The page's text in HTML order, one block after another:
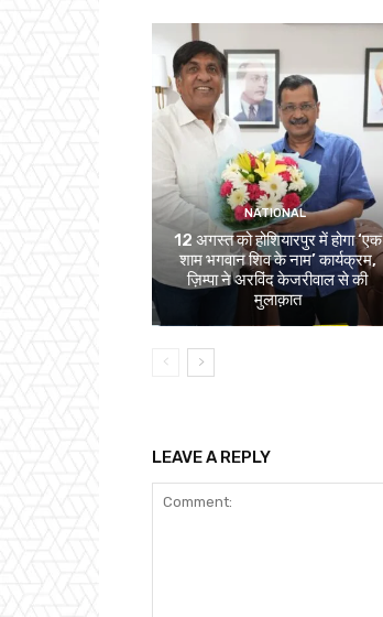
NATIONAL
12 अगस्त को होशियारपुर में होगा ‘एक
शाम भगवान शिव के नाम’ कार्यक्रम,
ज़िम्पा ने अरविंद केजरीवाल से की
मुलाक़ात
LEAVE A REPLY